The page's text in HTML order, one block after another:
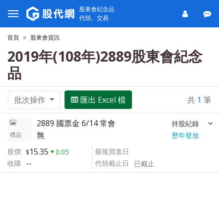
股東會紀念品
代領、交易
首頁 股東會資訊
2019年(108年)2889股東會紀念
品
批次操作 匯出 Excel 檔 共 1 筆
禮品
2889 國票金 6/14 常會 持股紀錄
無
歷年發放
股價
15.35
0.05
收購 --
最後買進日
代領截止日
已截止